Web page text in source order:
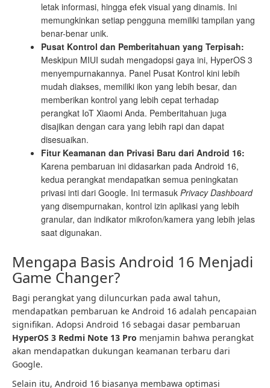
letak informasi, hingga efek visual yang dinamis. Ini
memungkinkan setiap pengguna memiliki tampilan yang
benar-benar unik.
Pusat Kontrol dan Pemberitahuan yang Terpisah:
Meskipun MIUI sudah mengadopsi gaya ini, HyperOS 3
menyempurnakannya. Panel Pusat Kontrol kini lebih
mudah diakses, memiliki ikon yang lebih besar, dan
memberikan kontrol yang lebih cepat terhadap
perangkat IoT Xiaomi Anda. Pemberitahuan juga
disajikan dengan cara yang lebih rapi dan dapat
disesuaikan.
Fitur Keamanan dan Privasi Baru dari Android 16:
Karena pembaruan ini didasarkan pada Android 16,
kedua perangkat mendapatkan semua peningkatan
privasi inti dari Google. Ini termasuk Privacy Dashboard
yang disempurnakan, kontrol izin aplikasi yang lebih
granular, dan indikator mikrofon/kamera yang lebih jelas
saat digunakan.
Mengapa Basis Android 16 Menjadi
Game Changer?
Bagi perangkat yang diluncurkan pada awal tahun,
mendapatkan pembaruan ke Android 16 adalah pencapaian
signifikan. Adopsi Android 16 sebagai dasar pembaruan
HyperOS 3 Redmi Note 13 Pro menjamin bahwa perangkat
akan mendapatkan dukungan keamanan terbaru dari
Google.
Selain itu, Android 16 biasanya membawa optimasi